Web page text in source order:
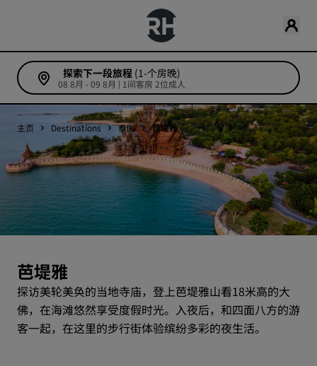
探索下一段旅程 (1-个房晚)
08 8月 - 09 8月 | 1间客房 2位成人
主页 Destinations 泰国 芭堤雅
芭堤雅
探访美轮美奂的当地寺庙，登上芭堤雅山看18米高的大
佛，在海滩悠然享受度假时光。入夜后，和四面八方的游
客一起，在这里的步行街体验缤纷多彩的夜生活。